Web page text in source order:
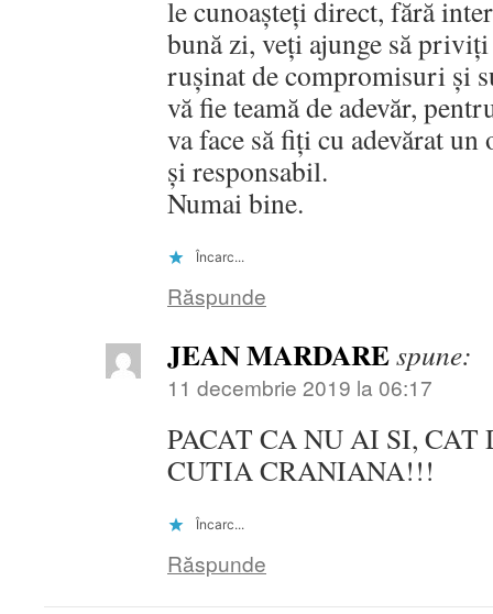
le cunoașteți direct, fără
bună zi, veți ajunge să
rușinat de compromisuri și
vă fie teamă de adevăr,
va face să fiți cu adevărat
și responsabil.
Numai bine.
Încarc...
Răspunde
JEAN MARDAREspune:
11 decembrie 2019 la 06:17
PACAT CA NU AI SI, CAT
CUTIA CRANIANA!!!
Încarc...
Răspunde